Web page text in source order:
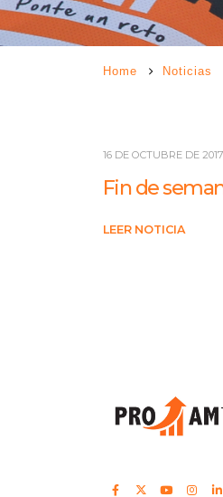
Home Noticias
16 DE OCTUBRE DE 2017
Fin de
LEER NOTICIA